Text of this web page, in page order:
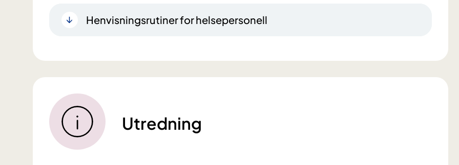
Henvisningsrutiner for helsepersonell
Utredning